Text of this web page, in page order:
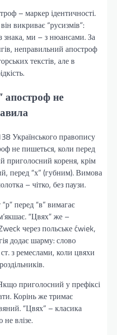
– маркер ідентичності.
викриває “русизмів”:
знака, ми – з нюансами. За
неправильний апостроф
текстів, але в
апостроф не
Українського правопису
не пишеться, коли перед
приголосний кореня, крім
перед “х” (губним). Вимова
– чітко, без паузи.
перед “в” вимагає
“Цвях” же –
через польське ćwiek,
додає шарму: слово
з ремеслами, коли цвяхи
приголосний у префіксі
Корінь же тримає
“Цвях” – класика
влізе.